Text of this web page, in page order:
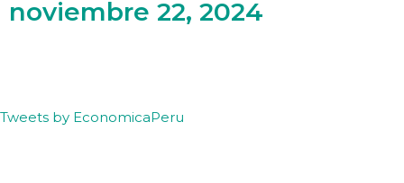
noviembre 22, 2024
Tweets by EconomicaPeru